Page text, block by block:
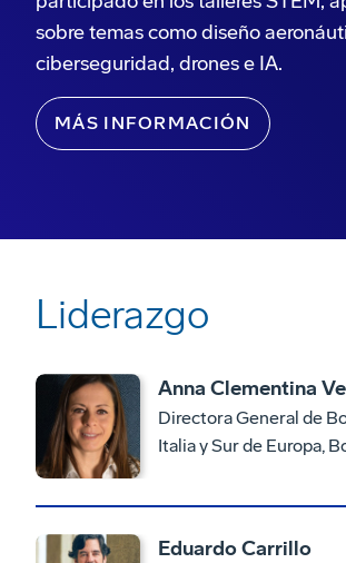
sobre temas como diseño
ciberseguridad, drones e IA.
MÁS INFORMACIÓN
Liderazgo
Anna Clementina
Directora General de
Italia y Sur de Europa,
Eduardo Carrillo